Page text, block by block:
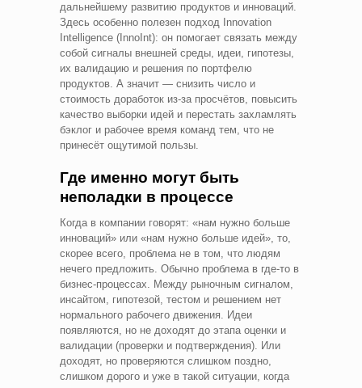
дальнейшему развитию продуктов и инноваций.
Здесь особенно полезен подход Innovation
Intelligence (InnoInt): он помогает связать между
собой сигналы внешней среды, идеи, гипотезы,
их валидацию и решения по портфелю
продуктов. А значит — снизить число и
стоимость доработок из-за просчётов, повысить
качество выборки идей и перестать захламлять
бэклог и рабочее время команд тем, что не
принесёт ощутимой пользы.
Где именно могут быть
неполадки в процессе
Когда в компании говорят: «нам нужно больше
инноваций» или «нам нужно больше идей», то,
скорее всего, проблема не в том, что людям
нечего предложить. Обычно проблема в где-то в
бизнес-процессах. Между рыночным сигналом,
инсайтом, гипотезой, тестом и решением нет
нормального рабочего движения. Идеи
появляются, но не доходят до этапа оценки и
валидации (проверки и подтверждения). Или
доходят, но проверяются слишком поздно,
слишком дорого и уже в такой ситуации, когда